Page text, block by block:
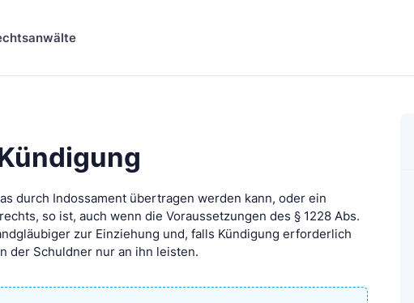
durch Indossament übertragen werden kann, oder ein
so ist, auch wenn die Voraussetzungen des § 1228 Abs.
zur Einziehung und, falls Kündigung erforderlich
der Schuldner nur an ihn leisten.